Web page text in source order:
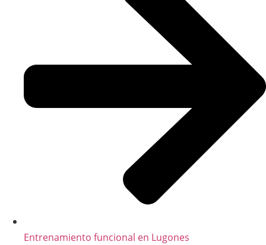
Entrenamiento funcional en Lugones